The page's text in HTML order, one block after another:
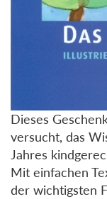
Dieses
versucht, das
Jahres
Mit einfachen
der wichtigsten